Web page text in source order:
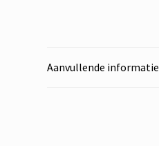
Aanvullende informatie